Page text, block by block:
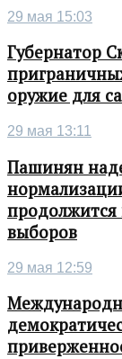
29 мая 15:03
Губернатор
оружие для
29 мая 13:11
Пашинян
выборов
29 мая 12:59